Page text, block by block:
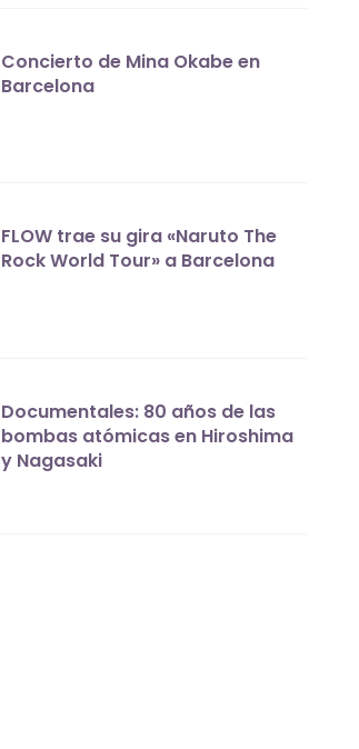
Concierto de Mina Okabe en
Barcelona
FLOW trae su gira «Naruto The
Rock World Tour» a Barcelona
Documentales: 80 años de las
bombas atómicas en Hiroshima
y Nagasaki